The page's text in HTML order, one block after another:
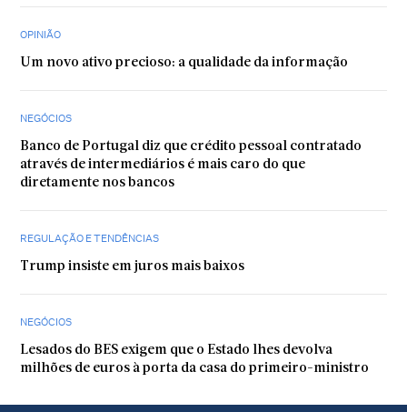
OPINIÃO
Um novo ativo precioso: a qualidade da informação
NEGÓCIOS
Banco de Portugal diz que crédito pessoal contratado
através de intermediários é mais caro do que
diretamente nos bancos
REGULAÇÃO E TENDÊNCIAS
Trump insiste em juros mais baixos
NEGÓCIOS
Lesados do BES exigem que o Estado lhes devolva
milhões de euros à porta da casa do primeiro-ministro